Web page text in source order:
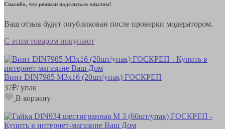
Спасибо, что решили поделиться опытом!
Ваш отзыв будет опубликован после проверки модератором.
С этим товаром покупают
Винт DIN7985 М3х16 (20шт/упак) ГОСКРЕП
37₽/ упак
В корзину